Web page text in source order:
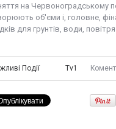
на Червоноградському
об'єми і, головне,
для грунтів, води,
Події Tv1